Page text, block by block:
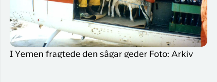
I Yemen fragtede den sågar geder Foto: Arkiv